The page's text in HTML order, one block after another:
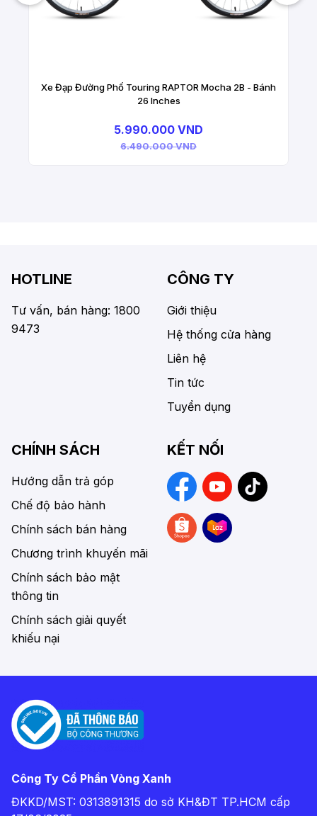
Xe Đạp Đường Phố Touring RAPTOR Mocha 2B - Bánh
26 Inches
5.990.000 VND
6.490.000 VND
HOTLINE
Tư vấn, bán hàng: 1800
9473
CÔNG TY
Giới thiệu
Hệ thống cửa hàng
Liên hệ
Tin tức
Tuyển dụng
CHÍNH SÁCH
Hướng dẫn trả góp
Chế độ bảo hành
Chính sách bán hàng
Chương trình khuyến mãi
Chính sách bảo mật
thông tin
Chính sách giải quyết
khiếu nại
KẾT NỐI
Công Ty Cổ Phần Vòng Xanh
ĐKKD/MST: 0313891315 do sở KH&ĐT TP.HCM cấp